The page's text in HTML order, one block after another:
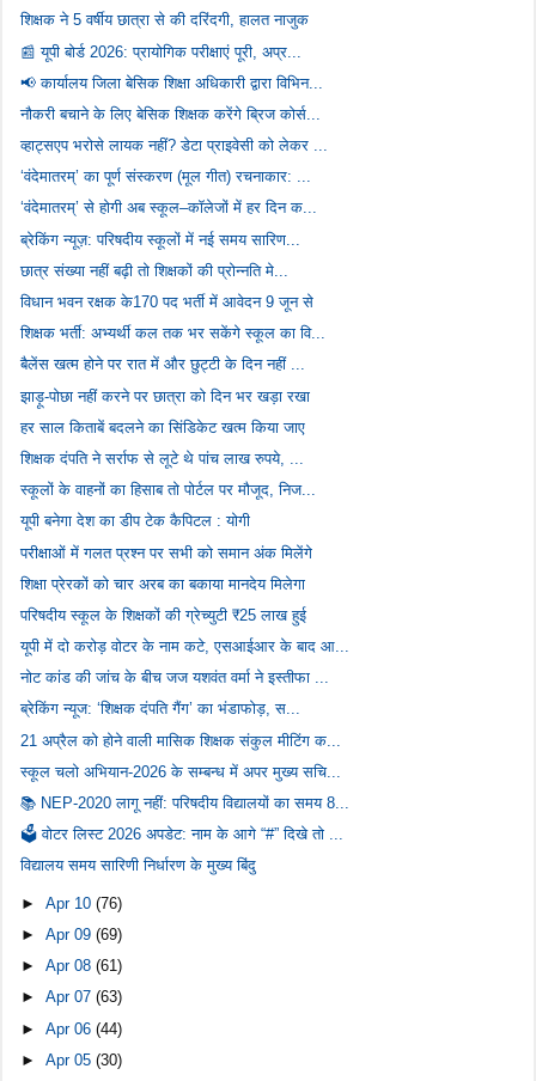
शिक्षक ने 5 वर्षीय छात्रा से की दरिंदगी, हालत नाजुक
📰 यूपी बोर्ड 2026: प्रायोगिक परीक्षाएं पूरी, अप्र...
📢 कार्यालय जिला बेसिक शिक्षा अधिकारी द्वारा विभिन...
नौकरी बचाने के लिए बेसिक शिक्षक करेंगे ब्रिज कोर्स...
व्हाट्सएप भरोसे लायक नहीं? डेटा प्राइवेसी को लेकर ...
‘वंदेमातरम्’ का पूर्ण संस्करण (मूल गीत) रचनाकार: ...
‘वंदेमातरम्’ से होगी अब स्कूल–कॉलेजों में हर दिन क...
ब्रेकिंग न्यूज़: परिषदीय स्कूलों में नई समय सारिण...
छात्र संख्या नहीं बढ़ी तो शिक्षकों की प्रोन्नति मे...
विधान भवन रक्षक के170 पद भर्ती में आवेदन 9 जून से
शिक्षक भर्ती: अभ्यर्थी कल तक भर सकेंगे स्कूल का वि...
बैलेंस खत्म होने पर रात में और छुट्टी के दिन नहीं ...
झाड़ू-पोछा नहीं करने पर छात्रा को दिन भर खड़ा रखा
हर साल किताबें बदलने का सिंडिकेट खत्म किया जाए
शिक्षक दंपति ने सर्राफ से लूटे थे पांच लाख रुपये, ...
स्कूलों के वाहनों का हिसाब तो पोर्टल पर मौजूद, निज...
यूपी बनेगा देश का डीप टेक कैपिटल : योगी
परीक्षाओं में गलत प्रश्न पर सभी को समान अंक मिलेंगे
शिक्षा प्रेरकों को चार अरब का बकाया मानदेय मिलेगा
परिषदीय स्कूल के शिक्षकों की ग्रेच्युटी ₹25 लाख हुई
यूपी में दो करोड़ वोटर के नाम कटे, एसआईआर के बाद आ...
नोट कांड की जांच के बीच जज यशवंत वर्मा ने इस्तीफा ...
ब्रेकिंग न्यूज: ‘शिक्षक दंपति गैंग’ का भंडाफोड़, स...
21 अप्रैल को होने वाली मासिक शिक्षक संकुल मीटिंग क...
स्कूल चलो अभियान-2026 के सम्बन्ध में अपर मुख्य सचि...
📚 NEP-2020 लागू नहीं: परिषदीय विद्यालयों का समय 8...
🗳️ वोटर लिस्ट 2026 अपडेट: नाम के आगे “#” दिखे तो ...
विद्यालय समय सारिणी निर्धारण के मुख्य बिंदु
►Apr 10(76)
►Apr 09(69)
►Apr 08(61)
►Apr 07(63)
►Apr 06(44)
►Apr 05(30)